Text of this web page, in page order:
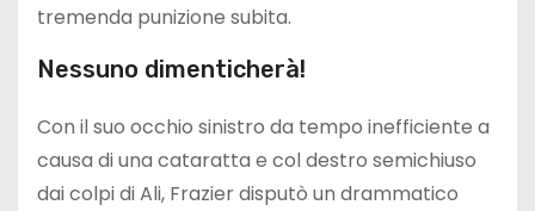
tremenda punizione subita.
Nessuno dimenticherà!
Con il suo occhio sinistro da tempo inefficiente a
causa di una cataratta e col destro semichiuso
dai colpi di Ali, Frazier disputò un drammatico